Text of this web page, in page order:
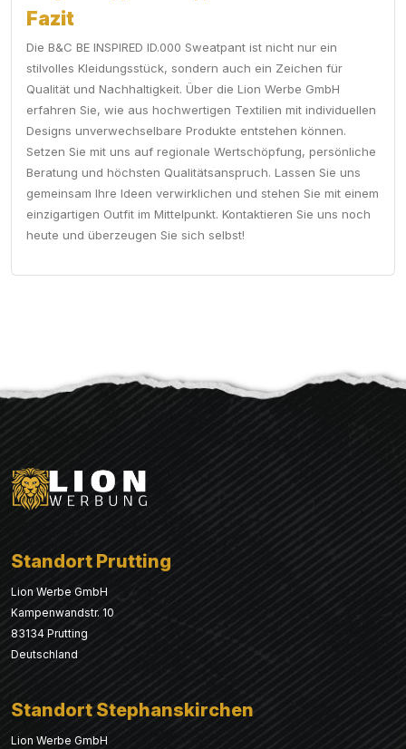
Fazit
Die B&C BE INSPIRED ID.000 Sweatpant ist nicht nur ein
stilvolles Kleidungsstück, sondern auch ein Zeichen für
Qualität und Nachhaltigkeit. Über die Lion Werbe GmbH
erfahren Sie, wie aus hochwertigen Textilien mit individuellen
Designs unverwechselbare Produkte entstehen können.
Setzen Sie mit uns auf regionale Wertschöpfung, persönliche
Beratung und höchsten Qualitätsanspruch. Lassen Sie uns
gemeinsam Ihre Ideen verwirklichen und stehen Sie mit einem
einzigartigen Outfit im Mittelpunkt. Kontaktieren Sie uns noch
heute und überzeugen Sie sich selbst!
Standort Prutting
Lion Werbe GmbH
Kampenwandstr. 10
83134 Prutting
Deutschland
Standort Stephanskirchen
Lion Werbe GmbH